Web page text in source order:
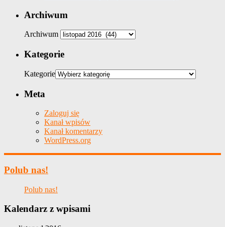
Archiwum
Archiwum
Kategorie
Kategorie
Meta
Zaloguj się
Kanał wpisów
Kanał komentarzy
WordPress.org
Polub nas!
Polub nas!
Kalendarz z wpisami